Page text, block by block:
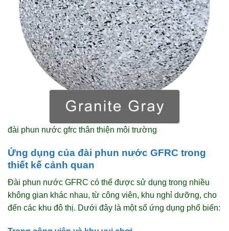
đài phun nước gfrc thân thiện môi trường
Ứng dụng của đài phun nước GFRC trong
thiết kế cảnh quan
Đài phun nước GFRC có thể được sử dụng trong nhiều
không gian khác nhau, từ công viên, khu nghỉ dưỡng, cho
đến các khu đô thị. Dưới đây là một số ứng dụng phổ biến: